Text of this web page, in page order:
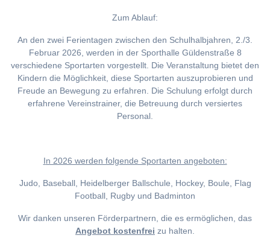
Zum Ablauf:
An den zwei Ferientagen zwischen den Schulhalbjahren, 2./3.
Februar 2026, werden in der Sporthalle Güldenstraße 8
verschiedene Sportarten vorgestellt. Die Veranstaltung bietet den
Kindern die Möglichkeit, diese Sportarten auszuprobieren und
Freude an Bewegung zu erfahren. Die Schulung erfolgt durch
erfahrene Vereinstrainer, die Betreuung durch versiertes
Personal.
In 2026 werden folgende Sportarten angeboten:
Judo, Baseball, Heidelberger Ballschule, Hockey, Boule, Flag
Football, Rugby und Badminton
Wir danken unseren Förderpartnern, die es ermöglichen, das
Angebot kostenfrei zu halten.